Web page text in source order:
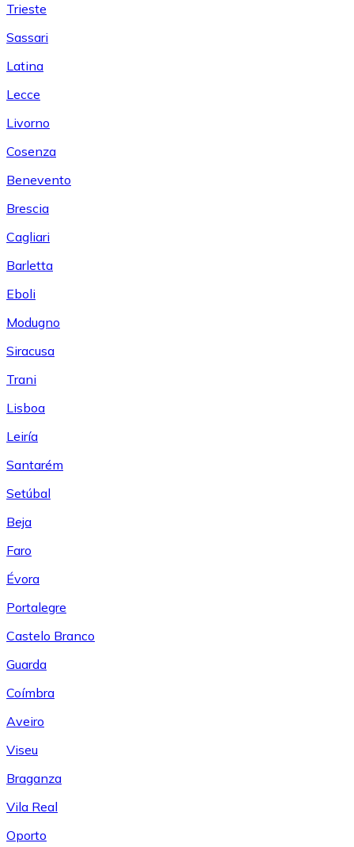
Trieste
Sassari
Latina
Lecce
Livorno
Cosenza
Benevento
Brescia
Cagliari
Barletta
Eboli
Modugno
Siracusa
Trani
Lisboa
Leiría
Santarém
Setúbal
Beja
Faro
Évora
Portalegre
Castelo Branco
Guarda
Coímbra
Aveiro
Viseu
Braganza
Vila Real
Oporto